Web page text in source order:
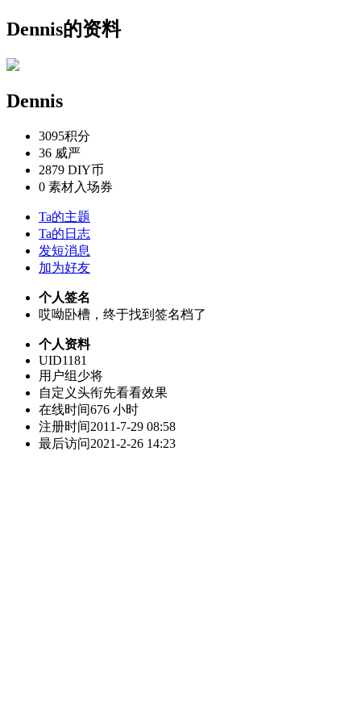
Dennis的资料
Dennis
3095积分
36 威严
2879 DIY币
0 素材入场券
Ta的主题
Ta的日志
发短消息
加为好友
个人签名
哎呦卧槽，终于找到签名档了
个人资料
UID1181
用户组 少将
自定义头衔先看看效果
在线时间676 小时
注册时间2011-7-29 08:58
最后访问2021-2-26 14:23